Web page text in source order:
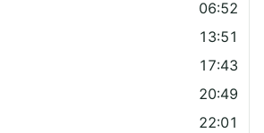
06:52
13:51
17:43
20:49
22:01